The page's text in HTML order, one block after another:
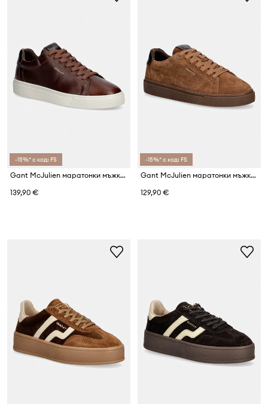
-15%* с код: FS
Gant McJulien маратонки мъжки от кожа
139,90 €
-15%* с код: FS
Gant McJulien маратонки мъжки от велур
129,90 €